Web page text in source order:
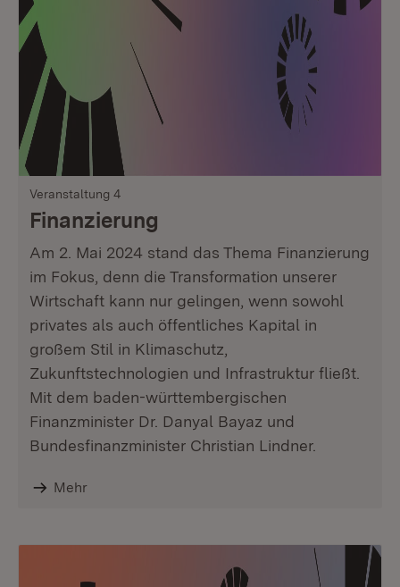
Veranstaltung 4
Finanzierung
Am 2. Mai 2024 stand das Thema Finanzierung
im Fokus, denn die Transformation unserer
Wirtschaft kann nur gelingen, wenn sowohl
privates als auch öffentliches Kapital in
großem Stil in Klimaschutz,
Zukunftstechnologien und Infrastruktur fließt.
Mit dem baden-württembergischen
Finanzminister Dr. Danyal Bayaz und
Bundesfinanzminister Christian Lindner.
Mehr